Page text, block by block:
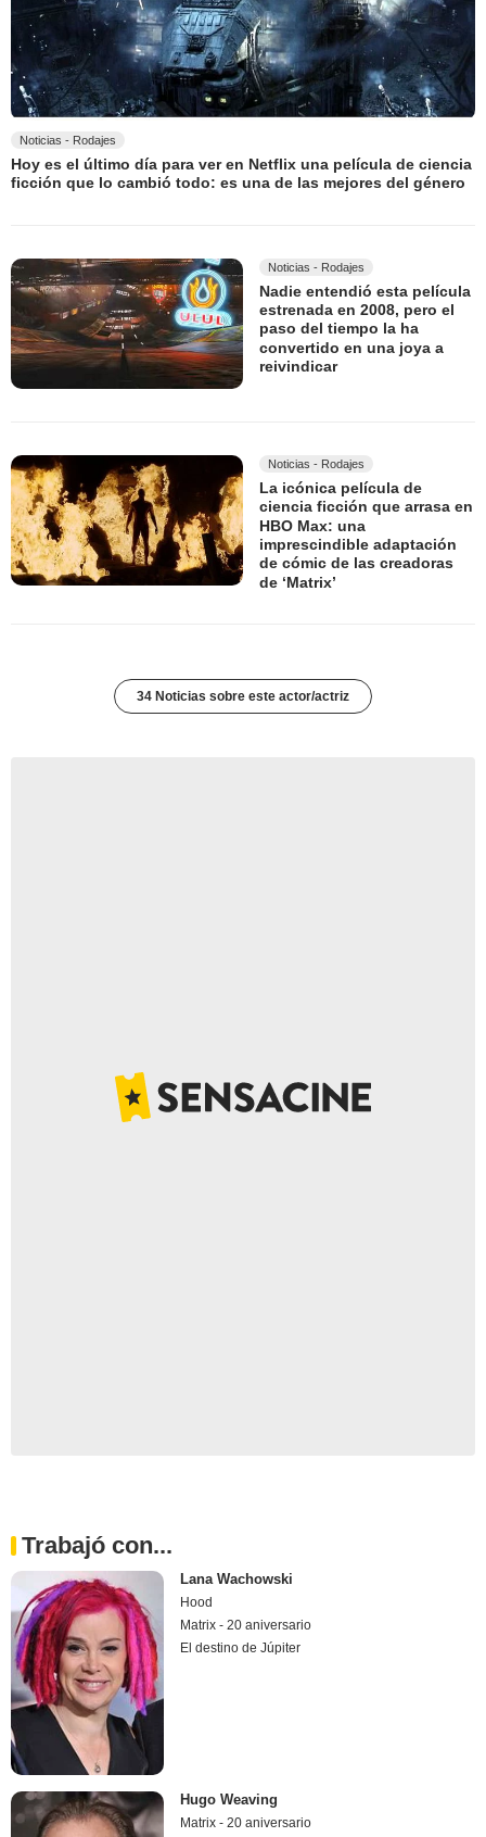
Noticias - Rodajes
Hoy es el último día para ver en Netflix una película de ciencia
ficción que lo cambió todo: es una de las mejores del género
Noticias - Rodajes
Nadie entendió esta película
estrenada en 2008, pero el
paso del tiempo la ha
convertido en una joya a
reivindicar
Noticias - Rodajes
La icónica película de
ciencia ficción que arrasa en
HBO Max: una
imprescindible adaptación
de cómic de las creadoras
de ‘Matrix’
34 Noticias sobre este actor/actriz
Trabajó con...
Lana Wachowski
Hood
Matrix - 20 aniversario
El destino de Júpiter
Hugo Weaving
Matrix - 20 aniversario